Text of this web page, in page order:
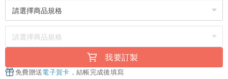
我要訂製
免費贈送電子賀卡 ，結帳完成後填寫